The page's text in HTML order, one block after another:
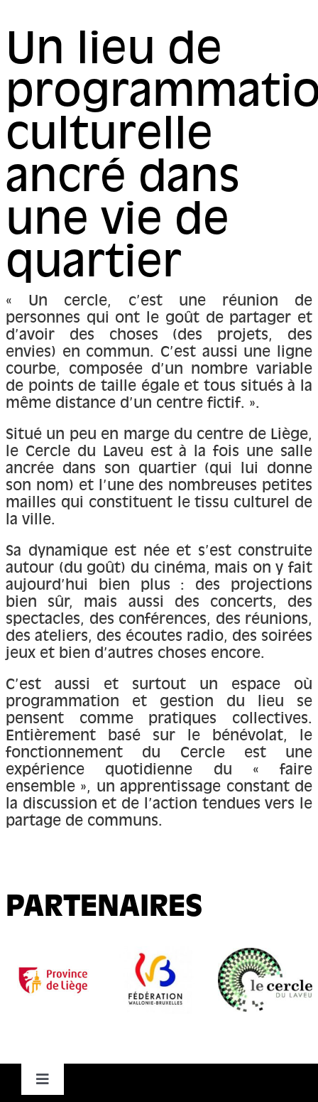
Un lieu de
culturelle
ancré dans
une vie de
quartier
« Un cercle, c’est une réunion de
personnes qui ont le goût de partager et
d’avoir des choses (des projets, des
envies) en commun. C’est aussi une ligne
courbe, composée d’un nombre variable
de points de taille égale et tous situés à la
même distance d’un centre fictif. ».
Situé un peu en marge du centre de Liège,
le Cercle du Laveu est à la fois une salle
ancrée dans son quartier (qui lui donne
son nom) et l’une des nombreuses petites
mailles qui constituent le tissu culturel de
la ville.
Sa dynamique est née et s’est construite
autour (du goût) du cinéma, mais on y fait
aujourd’hui bien plus : des projections
bien sûr, mais aussi des concerts, des
spectacles, des conférences, des réunions,
des ateliers, des écoutes radio, des soirées
jeux et bien d’autres choses encore.
C’est aussi et surtout un espace où
programmation et gestion du lieu se
pensent comme pratiques collectives.
Entièrement basé sur le bénévolat, le
fonctionnement du Cercle est une
expérience quotidienne du « faire
ensemble », un apprentissage constant de
la discussion et de l’action tendues vers le
partage de communs.
PARTENAIRES
Toggle